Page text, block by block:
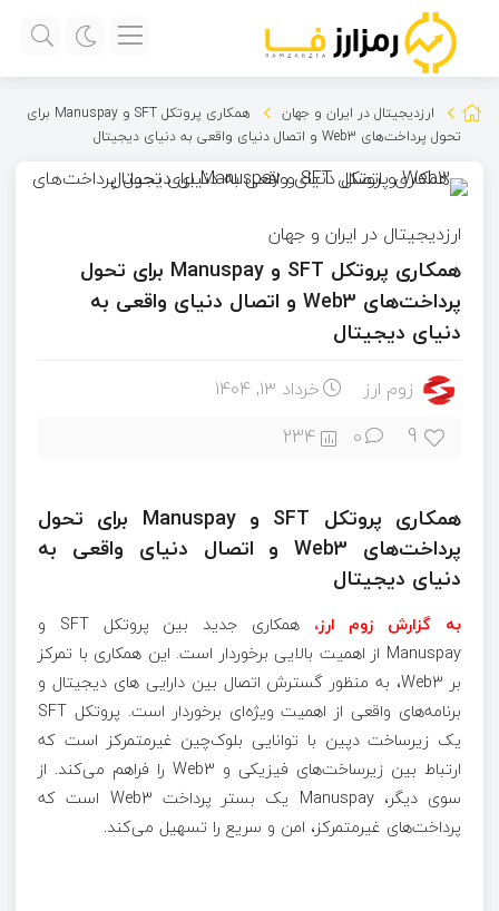
ارزدیجیتال در ایران و جهان
همکاری پروتکل SFT و Manuspay برای
تحول پرداخت‌های Web3 و اتصال دنیای واقعی به دنیای دیجیتال
ارزدیجیتال در ایران و جهان
همکاری پروتکل SFT و Manuspay برای تحول
پرداخت‌های Web3 و اتصال دنیای واقعی به
دنیای دیجیتال
زوم ارز خرداد ۱۳, ۱۴۰۴
9
0
234
همکاری پروتکل SFT و Manuspay برای تحول
پرداخت‌های Web3 و اتصال دنیای واقعی به
دنیای دیجیتال
به گزارش زوم ارز،
همکاری جدید بین پروتکل SFT و
Manuspay از اهمیت بالایی برخوردار است. این همکاری با تمرکز
بر Web3، به منظور گسترش اتصال بین دارایی های دیجیتال و
برنامه‌های واقعی از اهمیت ویژه‌ای برخوردار است. پروتکل SFT
یک زیرساخت دپین با توانایی بلوک‌چین غیرمتمرکز است که
ارتباط بین زیرساخت‌های فیزیکی و Web3 را فراهم می‌کند. از
سوی دیگر، Manuspay یک بستر پرداخت Web3 است که
پرداخت‌های غیرمتمرکز، امن و سریع را تسهیل می‌کند.